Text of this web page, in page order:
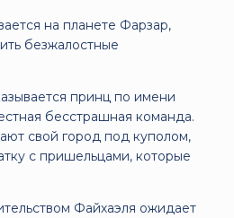
на планете Фарзар,
безжалостные
принц по имени
бесстрашная команда.
свой город под куполом,
с пришельцами, которые
Файхаэля ожидает